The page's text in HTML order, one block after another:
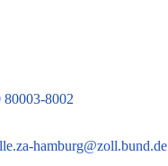
80003-8002
hamburg@zoll.bund.de